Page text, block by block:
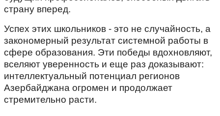
страну вперед.
Успех этих школьников - это не случайность, а
закономерный результат системной работы в
сфере образования. Эти победы вдохновляют,
вселяют уверенность и еще раз доказывают:
интеллектуальный потенциал регионов
Азербайджана огромен и продолжает
стремительно расти.